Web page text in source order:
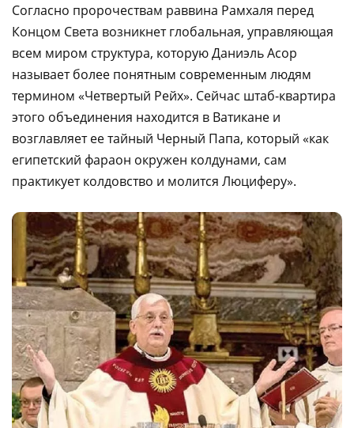
Согласно пророчествам раввина Рамхаля перед
Концом Света возникнет глобальная, управляющая
всем миром структура, которую Даниэль Асор
называет более понятным современным людям
термином «Четвертый Рейх». Сейчас штаб-квартира
этого объединения находится в Ватикане и
возглавляет ее тайный Черный Папа, который «как
египетский фараон окружен колдунами, сам
практикует колдовство и молится Люциферу».